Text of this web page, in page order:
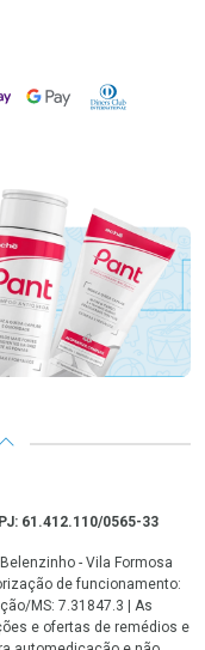
Google PayDiners Club
61.412.110/0565-33
- Vila Formosa
de funcionamento:
MS: 7.31847.3 | As
e ofertas de remédios e